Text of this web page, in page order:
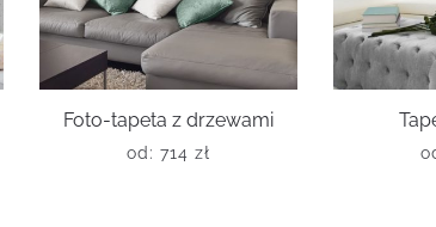
Foto-tapeta z drzewami
od: 714 zł